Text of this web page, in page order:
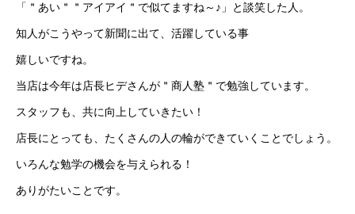
「＂あい＂＂アイアイ＂で似てますね～♪」と談笑した人。
知人がこうやって新聞に出て、活躍している事
嬉しいですね。
当店は今年は店長ヒデさんが＂商人塾＂で勉強しています。
スタッフも、共に向上していきたい！
店長にとっても、たくさんの人の輪ができていくことでしょう。
いろんな勉学の機会を与えられる！
ありがたいことです。